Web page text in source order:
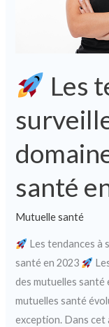
Les
santé
Mutuelle santé
Les tendances à
santé en 2023
des mutuelles
mutuelles santé
exception. Dans cet
en
2023